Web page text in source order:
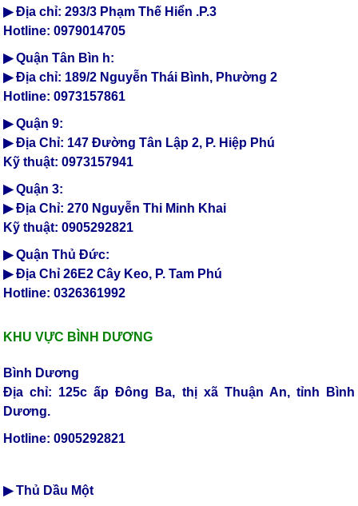
▶ Địa chỉ: 293/3 Phạm Thế Hiển .P.3
Hotline: 0979014705
▶ Quận Tân Bìn h:
▶ Địa chỉ: 189/2 Nguyễn Thái Bình, Phường 2
Hotline: 0973157861
▶ Quận 9:
▶ Địa Chỉ: 147 Đường Tân Lập 2, P. Hiệp Phú
Kỹ thuật: 0973157941
▶ Quận 3:
▶ Địa Chỉ: 270 Nguyễn Thi Minh Khai
Kỹ thuật: 0905292821
▶ Quận Thủ Đức:
▶ Địa Chỉ 26E2 Cây Keo, P. Tam Phú
Hotline: 0326361992
KHU VỰC BÌNH DƯƠNG
Bình Dương
Địa chỉ: 125c ấp Đông Ba, thị xã Thuận An, tỉnh Bình
Dương.
Hotline: 0905292821
▶ Thủ Dầu Một